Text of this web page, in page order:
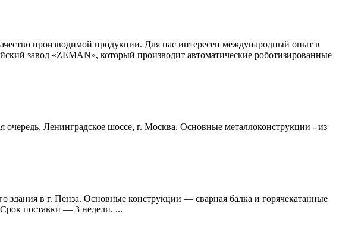
производимой продукции. Для нас интересен международный опыт в
завод «ZEMAN», который производит автоматические роботизированные
Ленинградское шоссе, г. Москва. Основные металлоконструкции - из
здания в г. Пенза. Основные конструкции — сварная балка и горячекатанные
поставки — 3 недели. ...